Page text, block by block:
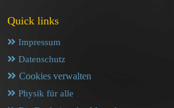
Quick links
Impressum
Datenschutz
Cookies verwalten
Physik für alle